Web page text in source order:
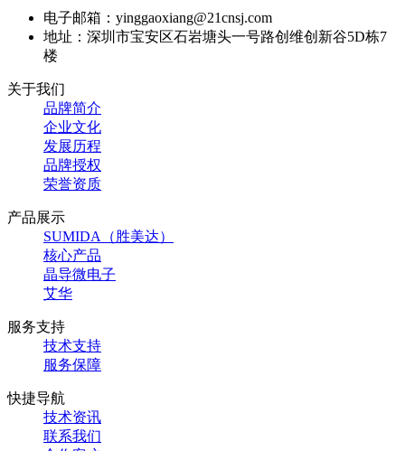
电子邮箱：yinggaoxiang@21cnsj.com
地址：深圳市宝安区石岩塘头一号路创维创新谷5D栋7
楼
关于我们
品牌简介
企业文化
发展历程
品牌授权
荣誉资质
产品展示
SUMIDA（胜美达）
核心产品
晶导微电子
艾华
服务支持
技术支持
服务保障
快捷导航
技术资讯
联系我们